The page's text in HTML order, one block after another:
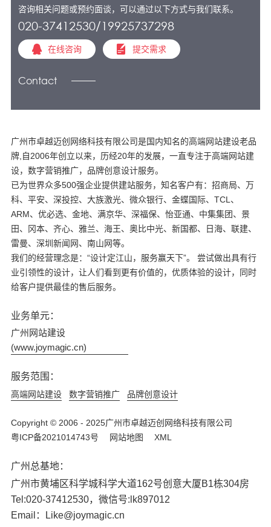
咨询相关问题或预约面谈，可以通过以下方式与我们联系。
020-37412530/19925737298
在线咨询 提交需求
Contact
广州市卓越迈创网络科技有限公司是国内知名的高端网站建设老品
牌,自2006年创立以来，历经20年的发展，一直专注于高端网站建
设，数字营销推广，品牌创意设计服务。
已为世界众多500强企业提供建站服务，知名客户有：招商局、万
科、平安、深投控、大族激光、微众银行、金蝶国际、TCL、
ARM、优必选、金地、满京华、深福保、怡亚通、中集集团、景
田、冈本、齐心、雅兰、海王、奥比中光、新国都、日海、联建、
雷曼、深圳新闻网、南山网等。
我们的经营理念是：“设计定江山，服务赢天下”。 尝试做出具有行
业引领性的设计，让人们看到更有价值的，优质体验的设计，同时
给客户提供最佳的售后服务。
业务单元：
广州网站建设
(www.joymagic.cn)
服务范围：
高端网站建设 数字营销推广 品牌创意设计
Copyright © 2006 - 2025广州市卓越迈创网络科技有限公司
粤ICP备2021014743号
网站地图 XML
广州总基地：
广州市黄埔区科学城科学大道162号创意大厦B1栋304房
Tel:020-37412530，微信号:lk897012
Email：Like@joymagic.cn